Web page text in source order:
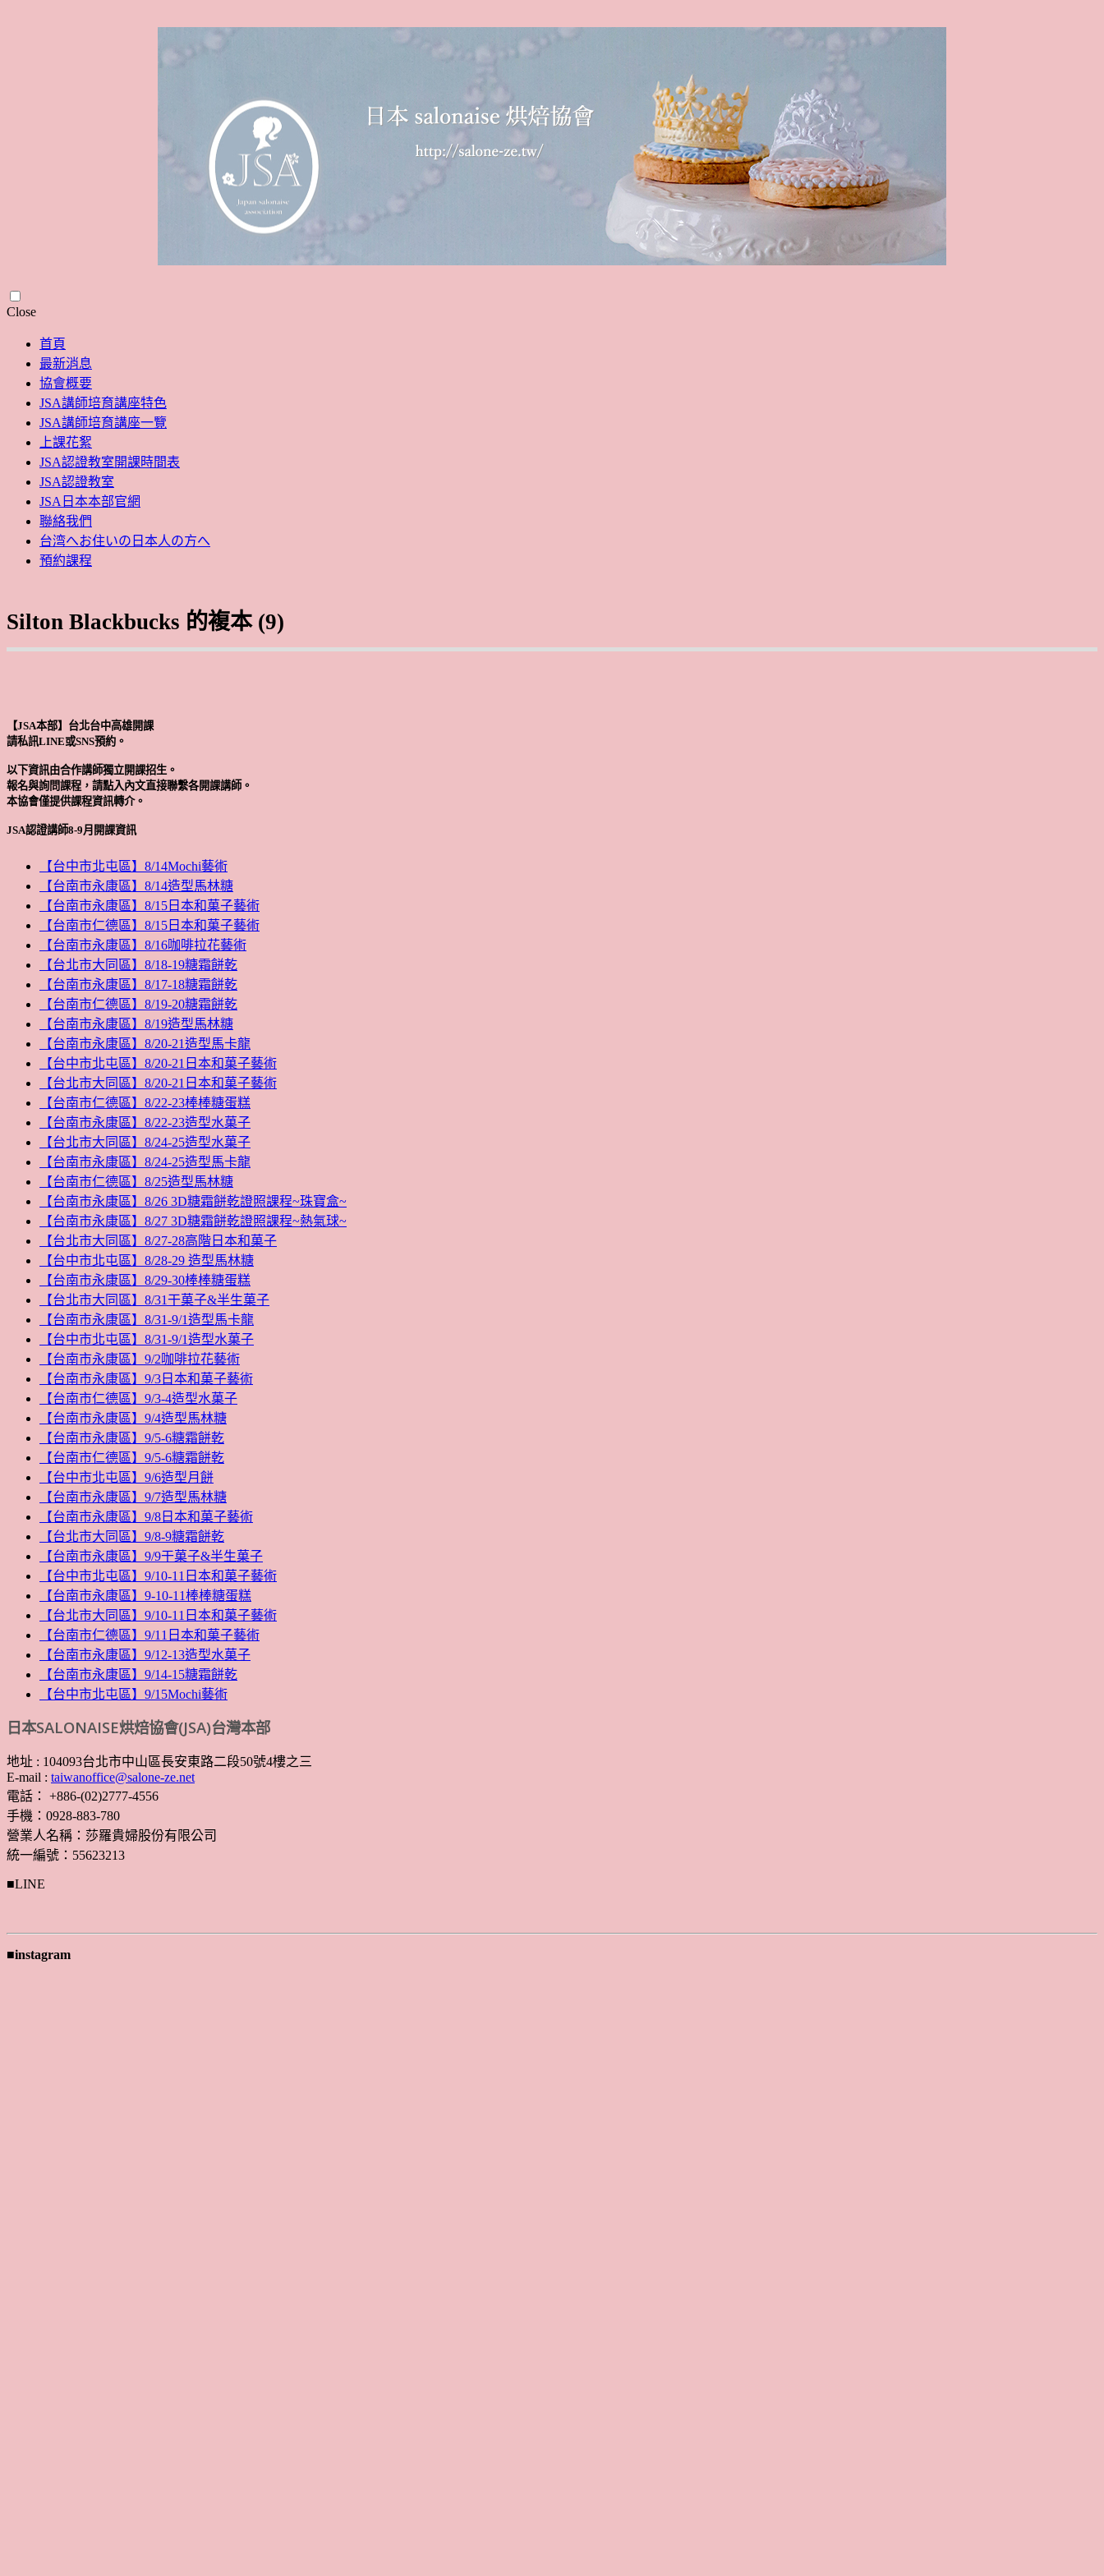
CloseSkip
content
首頁
最新消息
協會概要
JSA講師培育講座特色
JSA講師培育講座一覽
上課花絮
JSA認證教室開課時間表
JSA認證教室
JSA日本本部官網
聯絡我們
台湾へお住いの日本人の方へ
預約課程
Silton Blackbucks 的複本 (9)
【JSA本部】台北台中高雄開課
請私訊LINE或SNS預約。
以下資訊由合作講師獨立開課招生。
報名與詢問課程，請點入內文直接聯繫各開課講師。
本協會僅提供課程資訊轉介。
JSA認證講師8-9月開課資訊
【台中市北屯區】8/14Mochi藝術
【台南市永康區】8/14造型馬林糖
【台南市永康區】8/15日本和菓子藝術
【台南市仁德區】8/15日本和菓子藝術
【台南市永康區】8/16咖啡拉花藝術
【台北市大同區】8/18-19糖霜餅乾
【台南市永康區】8/17-18糖霜餅乾
【台南市仁德區】8/19-20糖霜餅乾
【台南市永康區】8/19造型馬林糖
【台南市永康區】8/20-21造型馬卡龍
【台中市北屯區】8/20-21日本和菓子藝術
【台北市大同區】8/20-21日本和菓子藝術
【台南市仁德區】8/22-23棒棒糖蛋糕
【台南市永康區】8/22-23造型水菓子
【台北市大同區】8/24-25造型水菓子
【台南市永康區】8/24-25造型馬卡龍
【台南市仁德區】8/25造型馬林糖
【台南市永康區】8/26 3D糖霜餅乾證照課程~珠寶盒~
【台南市永康區】8/27 3D糖霜餅乾證照課程~熱氣球~
【台北市大同區】8/27-28高階日本和菓子
【台中市北屯區】8/28-29 造型馬林糖
【台南市永康區】8/29-30棒棒糖蛋糕
【台北市大同區】8/31干菓子&半生菓子
【台南市永康區】8/31-9/1造型馬卡龍
【台中市北屯區】8/31-9/1造型水菓子
【台南市永康區】9/2咖啡拉花藝術
【台南市永康區】9/3日本和菓子藝術
【台南市仁德區】9/3-4造型水菓子
【台南市永康區】9/4造型馬林糖
【台南市永康區】9/5-6糖霜餅乾
【台南市仁德區】9/5-6糖霜餅乾
【台中市北屯區】9/6造型月餅
【台南市永康區】9/7造型馬林糖
【台南市永康區】9/8日本和菓子藝術
【台北市大同區】9/8-9糖霜餅乾
【台南市永康區】9/9干菓子&半生菓子
【台中市北屯區】9/10-11日本和菓子藝術
【台南市永康區】9-10-11棒棒糖蛋糕
【台北市大同區】9/10-11日本和菓子藝術
【台南市仁德區】9/11日本和菓子藝術
【台南市永康區】9/12-13造型水菓子
【台南市永康區】9/14-15糖霜餅乾
【台中市北屯區】9/15Mochi藝術
日本SALONAISE烘焙協會(JSA)台灣本部
地址 : 104093台北市中山區長安東路二段50號4樓之三
E-mail : taiwanoffice@salone-ze.net
電話： +886-(02)2777-4556
手機：0928-883-780
營業人名稱：莎羅貴婦股份有限公司
統一編號：55623213
■LINE
■instagram